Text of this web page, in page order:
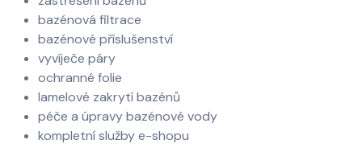
bazénová filtrace
bazénové příslušenství
vyvíječe páry
ochranné folie
lamelové zakrytí bazénů
péče a úpravy bazénové vody
kompletní služby e-shopu